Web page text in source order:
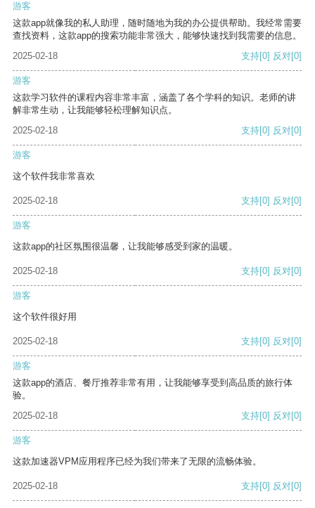
游客
这款app就像我的私人助理，随时随地为我的办公提供帮助。我经常需要
查找资料，这款app的搜索功能非常强大，能够快速找到我需要的信息。
2025-02-18
支持[0] 反对[0]
游客
这款学习软件的课程内容非常丰富，涵盖了各个学科的知识。老师的讲
解非常生动，让我能够轻松理解知识点。
2025-02-18
支持[0] 反对[0]
游客
这个软件我非常喜欢
2025-02-18 支持[0] 反对[0]
游客
这款app的社区氛围很温馨，让我能够感受到家的温暖。
2025-02-18 支持[0] 反对[0]
游客
这个软件很好用
2025-02-18 支持[0] 反对[0]
游客
这款app的酒店、餐厅推荐非常有用，让我能够享受到高品质的旅行体
验。
2025-02-18
支持[0] 反对[0]
游客
这款加速器VPM应用程序已经为我们带来了无限的流畅体验。
2025-02-18 支持[0] 反对[0]